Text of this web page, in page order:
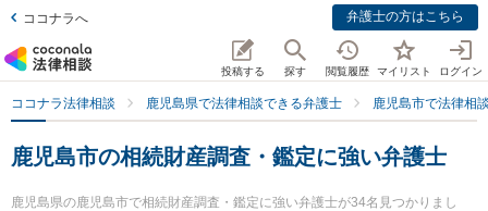
ココナラへ 弁護士の方はこちら
投稿する 探す 閲覧履歴 マイリスト ログイン
ココナラ法律相談 鹿児島県で法律相談できる弁護士 鹿児島市で法律相
鹿児島市の相続財産調査・鑑定に強い弁護士
鹿児島県の鹿児島市で相続財産調査・鑑定に強い弁護士が34名見つかりまし